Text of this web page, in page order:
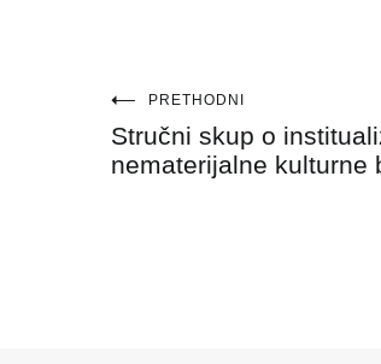
Navigacija
objava
PRETHODNI
Stručni skup o
nematerijalne kulturne